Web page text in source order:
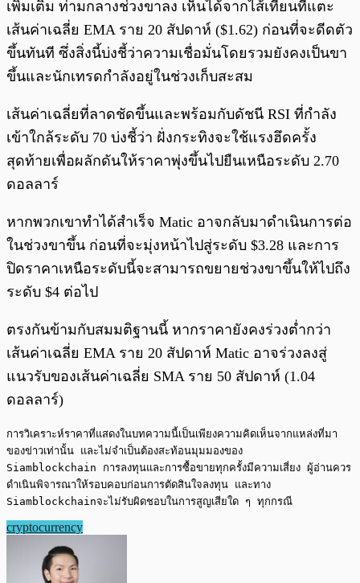
เพิ่มเติม ท่ามกลางช่วงขาลง เห็นได้จากไส้เทียนที่แตะ
เส้นค่าเฉลี่ย EMA ราย 20 สัปดาห์ ($1.62) ก่อนที่จะดีดตัว
ขึ้นทันที ซึ่งสิ่งนี้บ่งชี้ว่าความเชื่อมั่นโดยรวมยังคงเป็นขา
ขึ้นและนักเทรดกำลังอยู่ในช่วงเก็บสะสม
เส้นค่าเฉลี่ยที่ลาดชัดขึ้นและพร้อมกับดัชนี RSI ที่กำลัง
เข้าใกล้ระดับ 70 บ่งชี้ว่า ฝั่งกระทิงจะใช้แรงฮึดครั้ง
สุดท้ายเพื่อผลักดันให้ราคาพุ่งขึ้นไปยืนเหนือระดับ 2.70
ดอลลาร์
หากพวกเขาทำได้สำเร็จ Matic อาจกลับมาดำเนินการต่อ
ในช่วงขาขึ้น ก่อนที่จะมุ่งหน้าไปสู่ระดับ $3.28 และการ
ปิดราคาเหนือระดับนี้จะสามารถขยายช่วงขาขึ้นให้ไปถึง
ระดับ $4 ต่อไป
ตรงกันข้ามกับสมมติฐานนี้ หากราคายังคงร่วงต่ำกว่า
เส้นค่าเฉลี่ย EMA ราย 20 สัปดาห์ Matic อาจร่วงลงสู่
แนวรับของเส้นค่าเฉลี่ย SMA ราย 50 สัปดาห์ (1.04
ดอลลาร์)
การวิเคราะห์ราคาที่แสดงในบทความนี้เป็นเพียงความคิดเห็นจากแหล่งที่มา
ของข่าวเท่านั้น และไม่จำเป็นต้องสะท้อนมุมมองของ
Siamblockchain การลงทุนและการซื้อขายทุกครั้งมีความเสี่ยง ผู้อ่านควร
ดำเนินพิจารณาให้รอบคอบก่อนการตัดสินใจลงทุน และทาง
Siamblockchainจะไม่รับผิดชอบในการสูญเสียใด ๆ ทุกกรณี
cryptocurrency